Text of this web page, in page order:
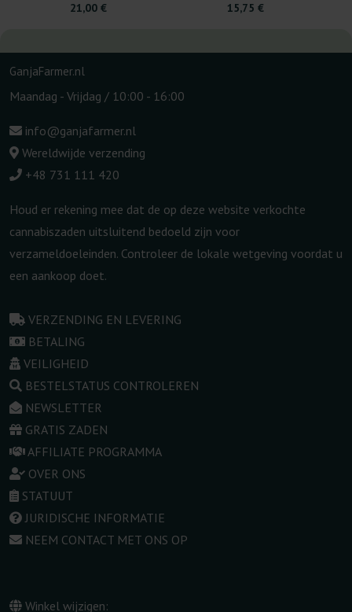
21,00 €
15,75 €
GanjaFarmer.nl
Maandag - Vrijdag / 10:00 - 16:00
info@ganjafarmer.nl
Wereldwijde verzending
+48 731 111 420
Houd er rekening mee dat de op deze website verkochte
cannabiszaden uitsluitend bedoeld zijn voor
verzameldoeleinden. Controleer de lokale wetgeving voordat u
een aankoop doet.
VERZENDING EN LEVERING
BETALING
VEILIGHEID
BESTELSTATUS CONTROLEREN
NEWSLETTER
GRATIS ZADEN
AFFILIATE PROGRAMMA
OVER ONS
STATUUT
JURIDISCHE INFORMATIE
NEEM CONTACT MET ONS OP
Winkel wijzigen: